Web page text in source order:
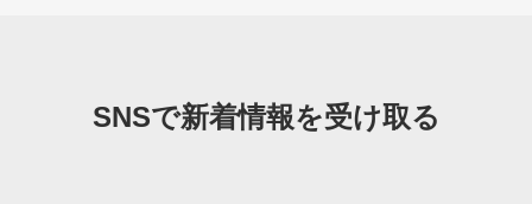
SNSで新着情報を受け取る